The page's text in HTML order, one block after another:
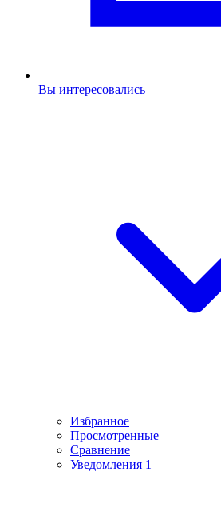
Вы интересовались
Избранное
Просмотренные
Сравнение
Уведомления 1